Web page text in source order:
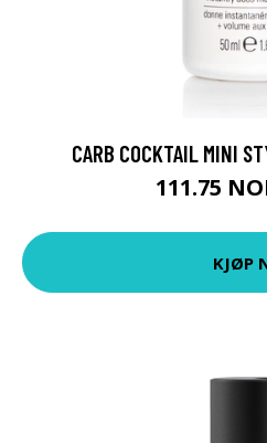
CARB COCKTAIL MINI
111.75
KJØP